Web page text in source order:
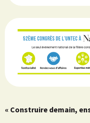
« Construire demain,